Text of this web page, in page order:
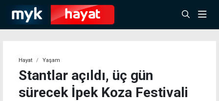
Hayat Yaşam
Stantlar açıldı, üç gün
sürecek İpek Koza Festivali